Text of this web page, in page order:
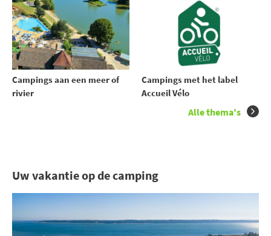
Campings aan een meer of
rivier
Campings met het label
Accueil Vélo
Alle thema's
Uw vakantie op de camping